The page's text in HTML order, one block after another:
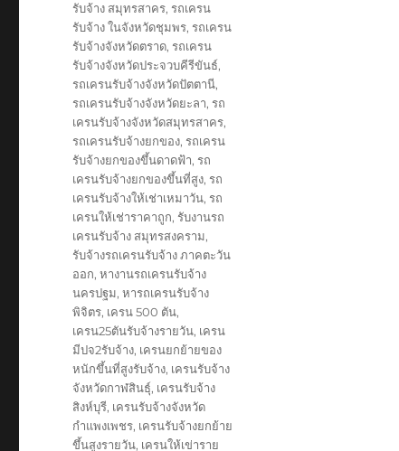
รับจ้าง สมุทรสาคร,รถเครน
รับจ้าง ในจังหวัดชุมพร,รถเครน
รับจ้างจังหวัดตราด,รถเครน
รับจ้างจังหวัดประจวบคีรีขันธ์,
รถเครนรับจ้างจังหวัดปัตตานี,
รถเครนรับจ้างจังหวัดยะลา,รถ
เครนรับจ้างจังหวัดสมุทรสาคร,
รถเครนรับจ้างยกของ,รถเครน
รับจ้างยกของขึ้นดาดฟ้า,รถ
เครนรับจ้างยกของขึ้นที่สูง,รถ
เครนรับจ้างให้เช่าเหมาวัน,รถ
เครนให้เช่าราคาถูก,รับงานรถ
เครนรับจ้าง สมุทรสงคราม,
รับจ้างรถเครนรับจ้าง ภาคตะวัน
ออก,หางานรถเครนรับจ้าง
นครปฐม,หารถเครนรับจ้าง
พิจิตร, เครน 500 ตัน,
เครน25ตันรับจ้างรายวัน, เครน
มีปจ2รับจ้าง, เครนยกย้ายของ
หนักขึ้นที่สูงรับจ้าง, เครนรับจ้าง
จังหวัดกาฬสินธุ์, เครนรับจ้าง
สิงห์บุรี, เครนรับจ้างจังหวัด
กำแพงเพชร, เครนรับจ้างยกย้าย
ขึ้นสูงรายวัน, เครนให้เข่าราย